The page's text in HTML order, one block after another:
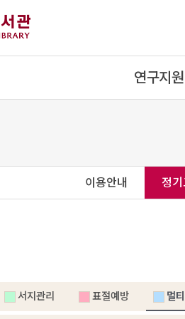
연구지원
이용안내 정
서지관리 표절예방 멀